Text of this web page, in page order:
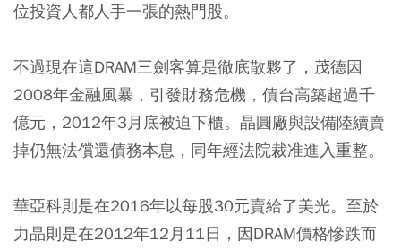
位投資人都人手一張的熱門股。
不過現在這DRAM三劍客算是徹底散夥了，茂德因
2008年金融風暴，引發財務危機，債台高築超過千
億元，2012年3月底被迫下櫃。晶圓廠與設備陸續賣
掉仍無法償還債務本息，同年經法院裁准進入重整。
華亞科則是在2016年以每股30元賣給了美光。至於
力晶則是在2012年12月11日，因DRAM價格慘跌而